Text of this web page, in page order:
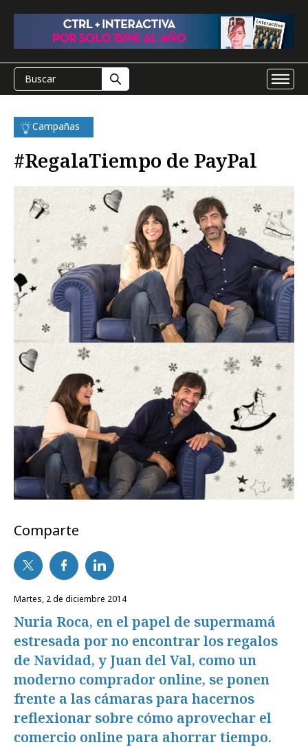
Campañas
#RegalaTiempo de PayPal
Comparte
martes, 2 de diciembre 2014
Nuria Roca, en el papel de supermamá
estresada por no encontrar los regalos
de Navidad, y Juan del Val, como un
moderno comprador online, se ponen
frente a las cámaras para hacernos
reflexionar sobre cómo aprovechar el
comercio online para ahorrar tiempo.